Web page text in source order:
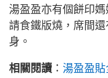
湯盈盈亦有個餅印
請食鐵版燒，席間
身。
相關閱讀 ： 湯盈盈